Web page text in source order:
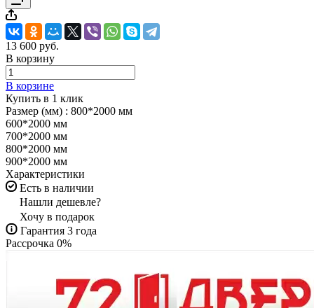
13 600 руб.
В корзину
В корзине
Купить в 1 клик
Размер (мм) : 800*2000 мм
600*2000 мм
700*2000 мм
800*2000 мм
900*2000 мм
Характеристики
Есть в наличии
Нашли дешевле?
Хочу в подарок
Гарантия 3 года
Рассрочка 0%